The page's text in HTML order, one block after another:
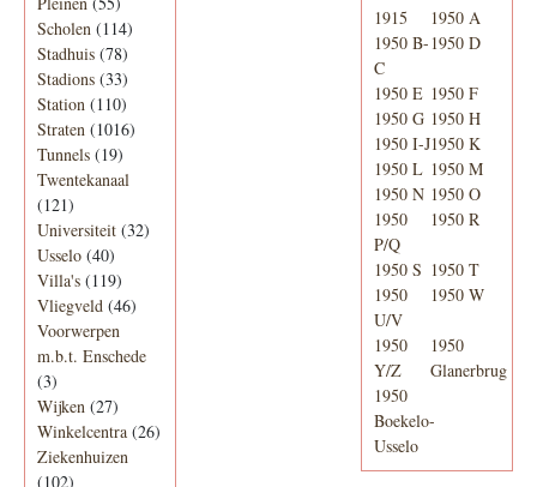
Scholen (114)
Stadhuis (78)
Stadions (33)
Station (110)
Straten (1016)
Tunnels (19)
Twentekanaal
(121)
Universiteit (32)
Usselo (40)
Villa's (119)
Vliegveld (46)
Voorwerpen
m.b.t. Enschede
(3)
Wijken (27)
Winkelcentra (26)
Ziekenhuizen
(102)
1915
1950 A
1950 B-
C
1950 D
1950 E 1950 F
1950 G 1950 H
1950 I-J1950 K
1950 L 1950 M
1950 N 1950 O
1950
P/Q
1950 R
1950 S 1950 T
1950
U/V
1950 W
1950
Y/Z
1950
Glanerbrug
1950
Boekelo-
Usselo